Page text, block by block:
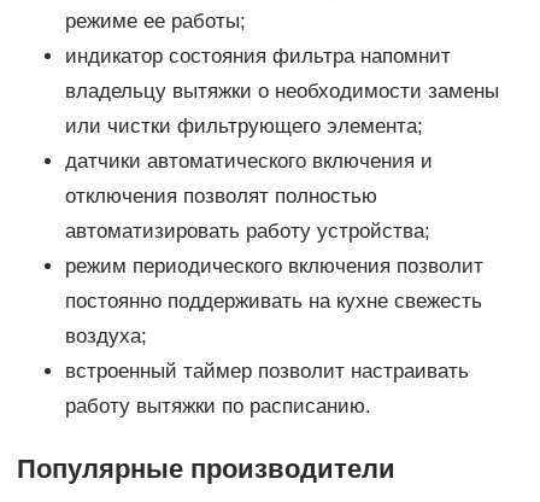
режиме ее работы;
индикатор состояния фильтра напомнит
владельцу вытяжки о необходимости замены
или чистки фильтрующего элемента;
датчики автоматического включения и
отключения позволят полностью
автоматизировать работу устройства;
режим периодического включения позволит
постоянно поддерживать на кухне свежесть
воздуха;
встроенный таймер позволит настраивать
работу вытяжки по расписанию.
Популярные производители